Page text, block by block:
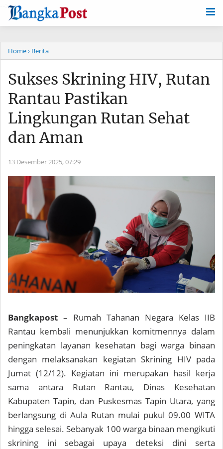
-->
Home› Berita
Sukses Skrining HIV, Rutan
Rantau Pastikan
Lingkungan Rutan Sehat
dan Aman
13 Desember 2025, 07:29
Bangkapost – Rumah Tahanan Negara Kelas IIB
Rantau kembali menunjukkan komitmennya dalam
peningkatan layanan kesehatan bagi warga binaan
dengan melaksanakan kegiatan Skrining HIV pada
Jumat (12/12). Kegiatan ini merupakan hasil kerja
sama antara Rutan Rantau, Dinas Kesehatan
Kabupaten Tapin, dan Puskesmas Tapin Utara, yang
berlangsung di Aula Rutan mulai pukul 09.00 WITA
hingga selesai. Sebanyak 100 warga binaan mengikuti
skrining ini sebagai upaya deteksi dini serta